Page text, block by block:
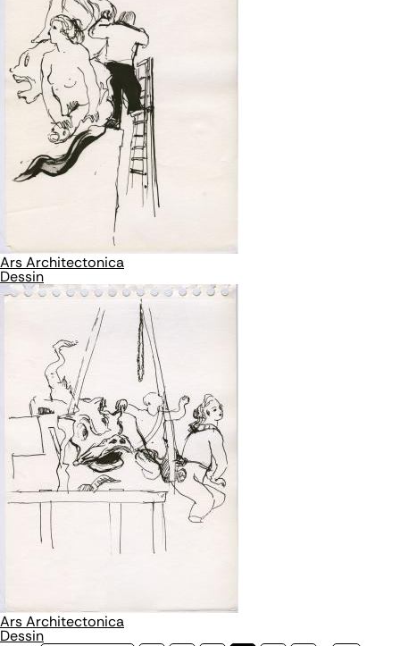
Ars Architectonica
Dessin
Ars Architectonica
Dessin